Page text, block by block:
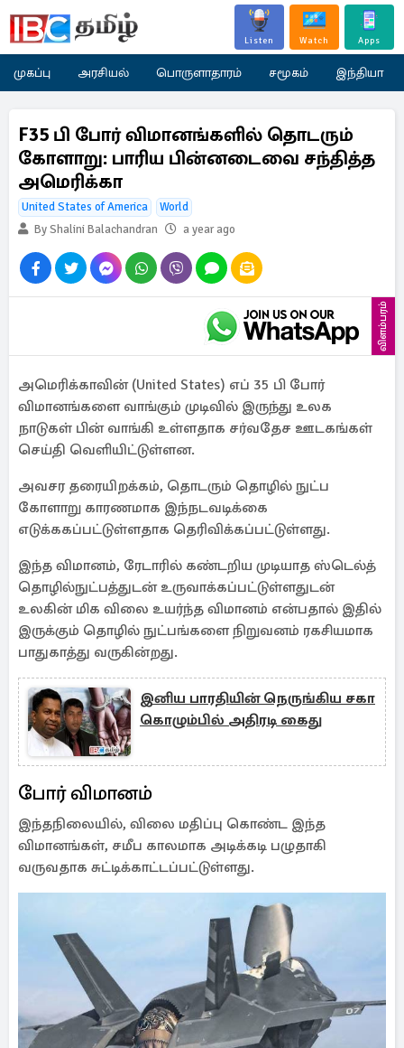
Listen Watch Apps
முகப்பு அரசியல் பொருளாதாரம் சமூகம் இந்தியா
F35 பி போர் விமானங்களில் தொடரும்
கோளாறு: பாரிய பின்னடைவை சந்தித்த
அமெரிக்கா
United States of America
World
By Shalini Balachandran
a year ago
விளம்பரம்
அமெரிக்காவின் (United States) எப் 35 பி போர்
விமானங்களை வாங்கும் முடிவில் இருந்து உலக
நாடுகள் பின் வாங்கி உள்ளதாக சர்வதேச ஊடகங்கள்
செய்தி வெளியிட்டுள்ளன.
அவசர தரையிறக்கம், தொடரும் தொழில் நுட்ப
கோளாறு காரணமாக இந்நடவடிக்கை
எடுக்ககப்பட்டுள்ளதாக தெரிவிக்கப்பட்டுள்ளது.
இந்த விமானம், ரேடாரில் கண்டறிய முடியாத ஸ்டெல்த்
தொழில்நுட்பத்துடன் உருவாக்கப்பட்டுள்ளதுடன்
உலகின் மிக விலை உயர்ந்த விமானம் என்பதால் இதில்
இருக்கும் தொழில் நுட்பங்களை நிறுவனம் ரகசியமாக
பாதுகாத்து வருகின்றது.
இனிய பாரதியின் நெருங்கிய சகா
கொழும்பில் அதிரடி கைது
போர் விமானம்
இந்தநிலையில், விலை மதிப்பு கொண்ட இந்த
விமானங்கள், சமீப காலமாக அடிக்கடி பழுதாகி
வருவதாக சுட்டிக்காட்டப்பட்டுள்ளது.